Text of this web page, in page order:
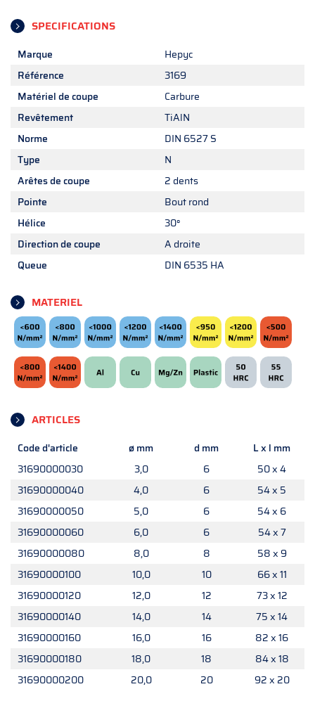
SPECIFICATIONS
Marque
Hepyc
Référence
3169
Matériel de coupe
Carbure
Revêtement
TiAlN
Norme
DIN 6527 S
Type
N
Arêtes de coupe
2 dents
Pointe
Bout rond
Hélice
30°
Direction de coupe
A droite
Queue
DIN 6535 HA
MATERIEL
ARTICLES
Code d'article ø mm d mm
L x l mm
31690000030
3,0 6
50 x 4
31690000040
4,0 6
54 x 5
31690000050
5,0 6
54 x 6
31690000060
6,0 6
54 x 7
31690000080
8,0 8
58 x 9
31690000100
10,0 10
66 x 11
31690000120
12,0 12
73 x 12
31690000140
14,0 14
75 x 14
31690000160
16,0 16
82 x 16
31690000180
18,0 18
84 x 18
31690000200
20,0 20 92 x 20